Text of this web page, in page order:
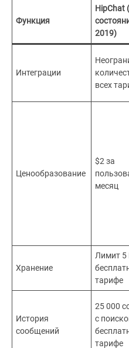
Функция
HipChat
2019)
Интеграции
всех
Ценообразование
$2 за
месяц
Хранение
Лимит 5
тарифе
История
сообщений
25 000
с
тарифе